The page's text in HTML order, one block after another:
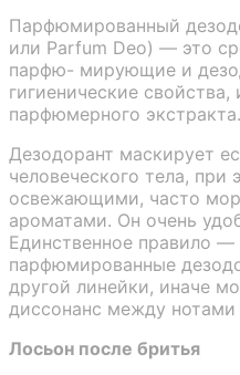
Парфюмированный
или Parfum Deo) — это
парфю- мирующие и
гигиенические
парфюмерного экстракта.
Дезодорант маскирует
человеческого тела,
освежающими, часто
ароматами. Он очень
Единственное правило —
парфюмированные
другой линейки, иначе
диссонанс между нотами
Лосьон после бритья